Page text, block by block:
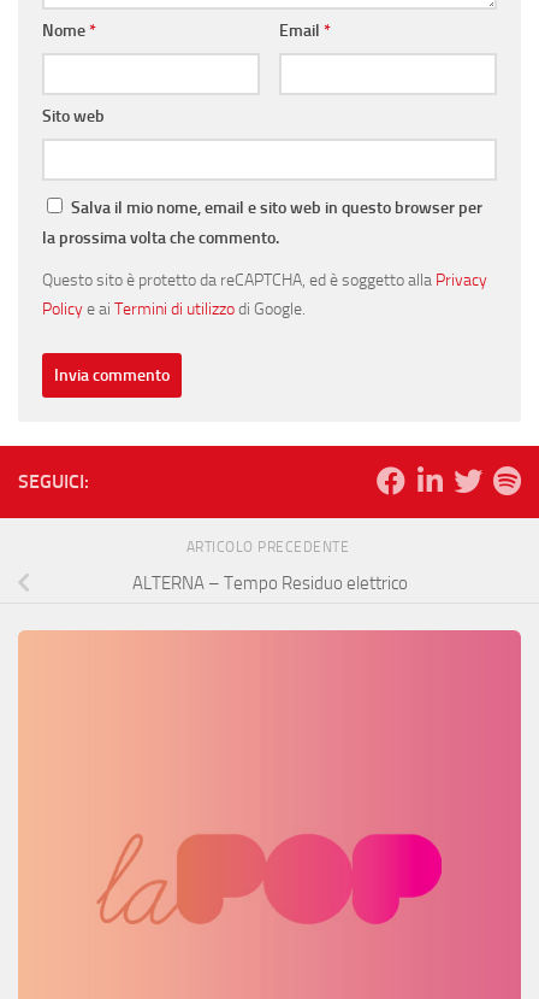
Nome* Email *
Sito web
Salva il mio nome, email e sito web in questo browser per
la prossima volta che commento.
Questo sito è protetto da reCAPTCHA, ed è soggetto alla Privacy
Policye ai Termini di utilizzodi Google.
SEGUICI:
ARTICOLO PRECEDENTE
ALTERNA – Tempo Residuo elettrico